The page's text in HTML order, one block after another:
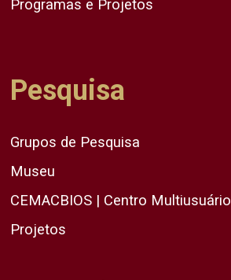
Programas e Projetos
Pesquisa
Grupos de Pesquisa
Museu
CEMACBIOS | Centro Multiusuário
Projetos